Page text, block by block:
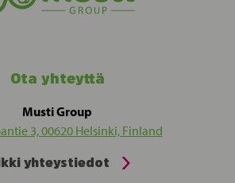
Ota yhteyttä
Musti Group
3, 00620 Helsinki, Finland
yhteystiedot